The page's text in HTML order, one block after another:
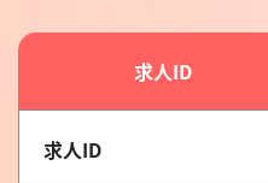
求人ID
求人ID